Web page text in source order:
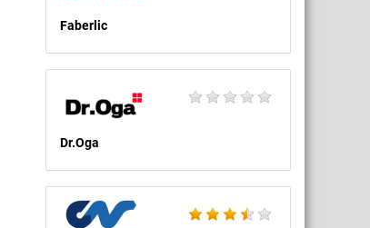
Faberlic
Dr.Oga